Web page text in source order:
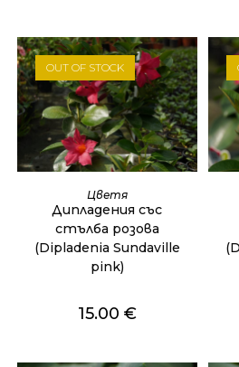
OUT OF STOCK
ОЩЕ
Цветя
Дипладения със
стълба розова
(Dipladenia Sundaville
pink)
15.00 €